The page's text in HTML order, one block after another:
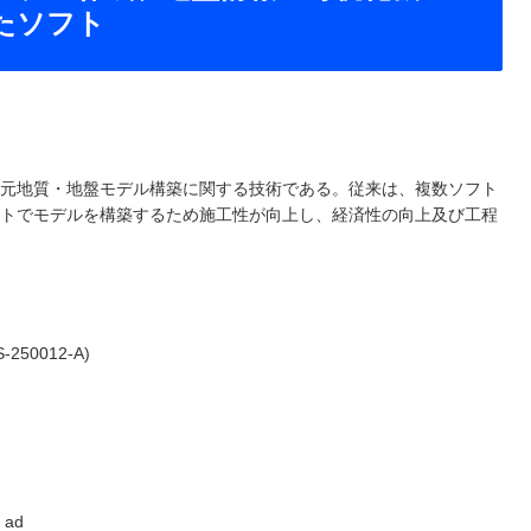
ソフト
質・地盤モデル構築に関する技術である。従来は、複数ソフト
でモデルを構築するため施工性が向上し、経済性の向上及び工程
ad